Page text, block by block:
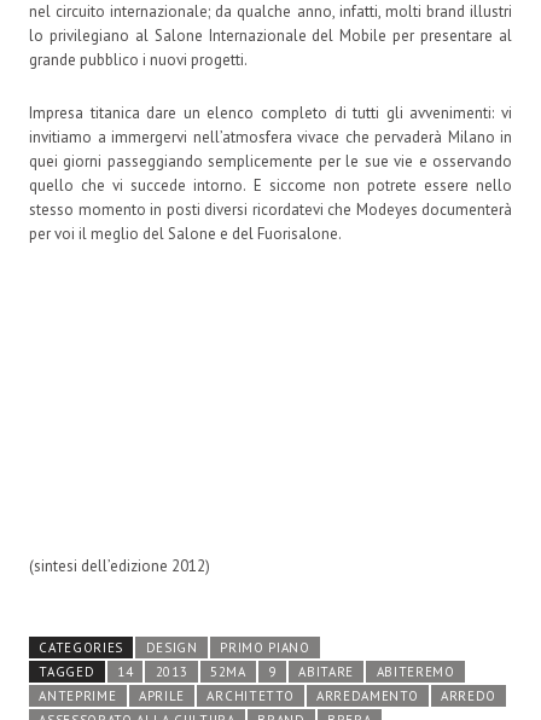
nel circuito internazionale; da qualche anno, infatti, molti brand illustri
lo privilegiano al Salone Internazionale del Mobile per presentare al
grande pubblico i nuovi progetti.
Impresa titanica dare un elenco completo di tutti gli avvenimenti: vi
invitiamo a immergervi nell’atmosfera vivace che pervaderà Milano in
quei giorni passeggiando semplicemente per le sue vie e osservando
quello che vi succede intorno. E siccome non potrete essere nello
stesso momento in posti diversi ricordatevi che Modeyes documenterà
per voi il meglio del Salone e del Fuorisalone.
(sintesi dell’edizione 2012)
CATEGORIES DESIGN
PRIMO PIANO
TAGGED
14 2013 52MA 9 ABITARE
ABITEREMO
ANTEPRIME
APRILE ARCHITETTO ARREDAMENTO
ARREDO